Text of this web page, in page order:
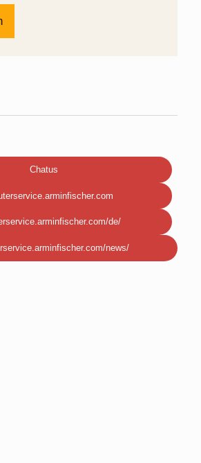
Chatus
de/
news/